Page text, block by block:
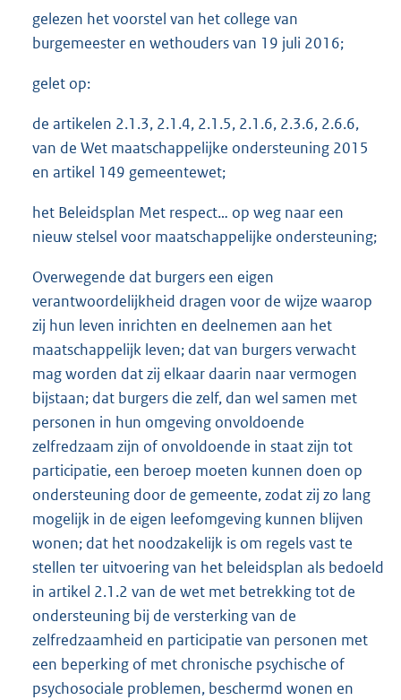
gelezen het voorstel van het college van
burgemeester en wethouders van 19 juli 2016;
gelet op:
de artikelen 2.1.3, 2.1.4, 2.1.5, 2.1.6, 2.3.6, 2.6.6,
van de Wet maatschappelijke ondersteuning 2015
en artikel 149 gemeentewet;
het Beleidsplan Met respect… op weg naar een
nieuw stelsel voor maatschappelijke ondersteuning;
Overwegende dat burgers een eigen
verantwoordelijkheid dragen voor de wijze waarop
zij hun leven inrichten en deelnemen aan het
maatschappelijk leven; dat van burgers verwacht
mag worden dat zij elkaar daarin naar vermogen
bijstaan; dat burgers die zelf, dan wel samen met
personen in hun omgeving onvoldoende
zelfredzaam zijn of onvoldoende in staat zijn tot
participatie, een beroep moeten kunnen doen op
ondersteuning door de gemeente, zodat zij zo lang
mogelijk in de eigen leefomgeving kunnen blijven
wonen; dat het noodzakelijk is om regels vast te
stellen ter uitvoering van het beleidsplan als bedoeld
in artikel 2.1.2 van de wet met betrekking tot de
ondersteuning bij de versterking van de
zelfredzaamheid en participatie van personen met
een beperking of met chronische psychische of
psychosociale problemen, beschermd wonen en